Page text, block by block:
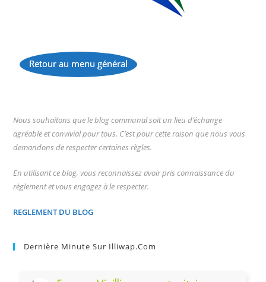
Retour au menu général
...
Nous souhaitons que le blog communal soit un lieu d’échange
agréable et convivial pour tous. C’est pour cette raison que nous vous
demandons de respecter certaines règles.
En utilisant ce blog, vous reconnaissez avoir pris connaissance du
règlement et vous engagez à le respecter.
REGLEMENT DU BLOG
Dernière Minute Sur Illiwap.com